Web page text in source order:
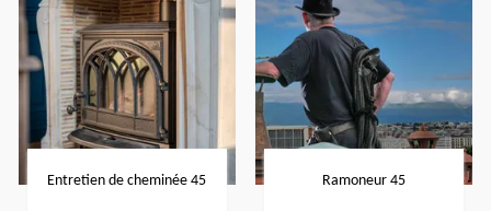
Entretien de cheminée 45 Ramoneur 45